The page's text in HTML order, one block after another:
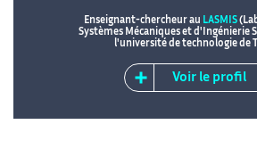
Enseignant-chercheur au LASMIS
Systèmes Mécaniques et d'Ingénierie
l'université de technologie de
Voir le profil